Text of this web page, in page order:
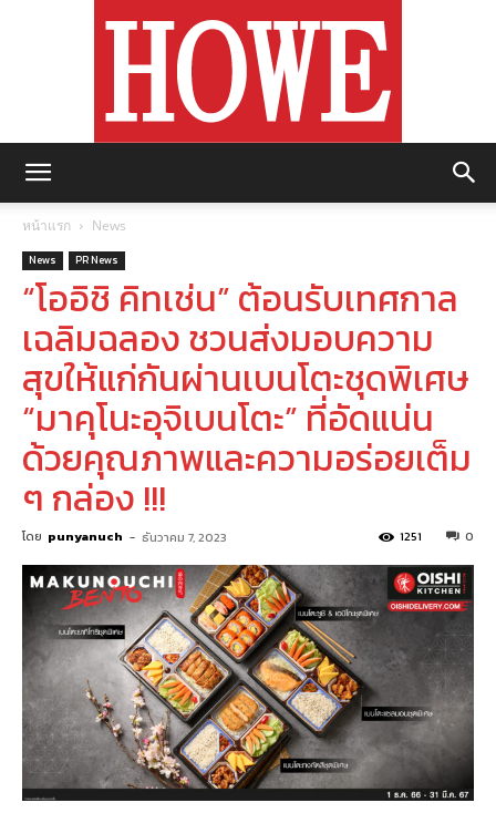
หน้าแรก News
News PR News
“โออิชิ คิทเช่น” ต้อนรับเทศกาล
เฉลิมฉลอง ชวนส่งมอบความ
สุขให้แก่กันผ่านเบนโตะชุดพิเศษ
“มาคุโนะอุจิเบนโตะ” ที่อัดแน่น
ด้วยคุณภาพและความอร่อยเต็ม
ๆ กล่อง !!!
โดย punyanuch - ธันวาคม 7, 2023 0
1251